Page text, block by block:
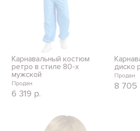
Карнавальный костюм
ретро в стиле 80-х
мужской
Продан
6 319 р.
диско
Продан
8 705